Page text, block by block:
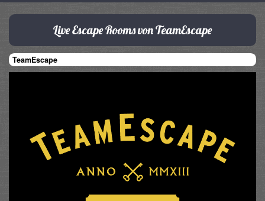
Live Escape Rooms von TeamEscape
TeamEscape